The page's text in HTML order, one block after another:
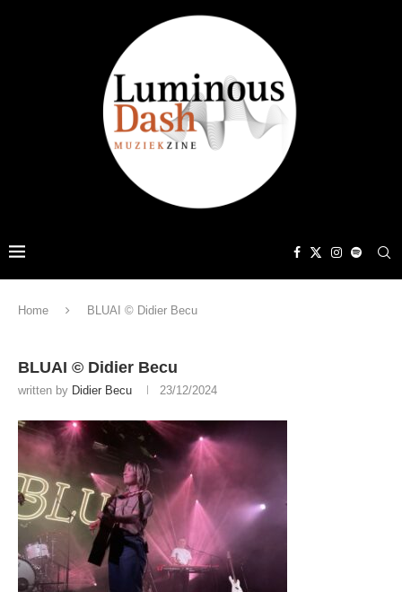
Home BLUAI © Didier Becu
BLUAI © Didier Becu
written by Didier Becu 23/12/2024